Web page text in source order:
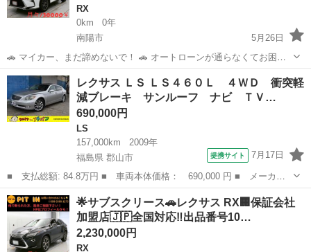
RX
0km
0年
南陽市
5月26日
🚗 マイカー、まだ諦めないで！ 🚗 オートローンが通らなくてお困り
の方へ。 当店独自の「サブスクリース」で、ご希望のお車に乗りませ
んか？ ​🚘 【車両詳細】 🚘 ■ レクサス RX ■ 年式：平成28年 ■ 走行距
離：10...
山形 南陽市 RX
レクサス ＬＳ ＬＳ４６０Ｌ ４ＷＤ 衝突軽
減ブレーキ サンルーフ ナビ ＴＶ…
690,000円
LS
157,000km
2009年
福島県 郡山市
提携サイト 7月17日
■ 支払総額: 84.8万円 ■ 車両本体価格： 690,000 円 ■ メーカー
名： レクサス ■ 車種名： ＬＳ ■ グレード名： ＬＳ４６０
Ｌ ４ＷＤ 衝突軽減ブレーキ サンルーフ ナビ ＴＶ ＤＶＤ再
生 バックカメ...
福島 郡山市 LS
︎🌟サブスクリース🚗レクサス RX🏢保証会社
加盟店🇯🇵全国対応‼️出品番号10…
2,230,000円
RX